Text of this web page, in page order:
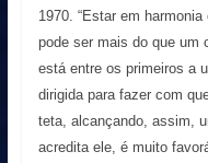
1970. “Estar em
pode ser mais do que um
está entre os primeiros a
dirigida para fazer com
teta, alcançando, assim,
acredita ele, é muito